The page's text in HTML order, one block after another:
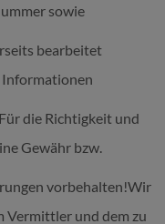
sowie
bearbeitet
Informationen
die Richtigkeit und
Gewähr bzw.
vorbehalten!Wir
Vermittler und dem zu